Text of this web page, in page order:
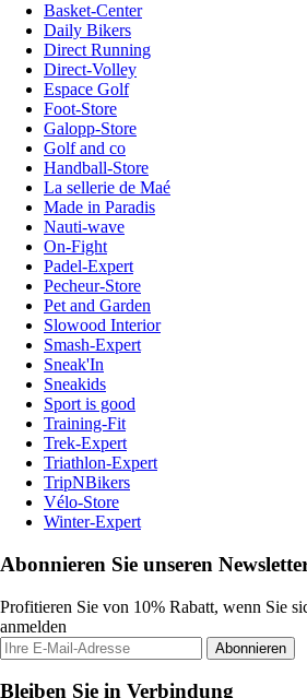
Basket-Center
Daily Bikers
Direct Running
Direct-Volley
Espace Golf
Foot-Store
Galopp-Store
Golf and co
Handball-Store
La sellerie de Maé
Made in Paradis
Nauti-wave
On-Fight
Padel-Expert
Pecheur-Store
Pet and Garden
Slowood Interior
Smash-Expert
Sneak'In
Sneakids
Sport is good
Training-Fit
Trek-Expert
Triathlon-Expert
TripNBikers
Vélo-Store
Winter-Expert
Abonnieren Sie unseren
Profitieren Sie von 10% Rabatt, wenn Sie
anmelden
Abonnieren
Bleiben Sie in Verbindung